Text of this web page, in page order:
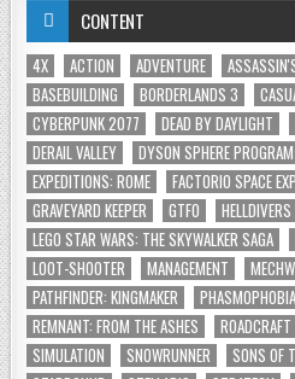
CONTENT
4X ACTION ADVENTURE
BASEBUILDING
BORDERLANDS 3
CYBERPUNK 2077
DEAD BY DAYLIGHT
DERAIL VALLEY
DYSON SPHERE PROGRAM
EXPEDITIONS: ROME
FACTORIO SPACE
GRAVEYARD KEEPER
GTFO
LEGO STAR WARS: THE SKYWALKER SAGA
LOOT-SHOOTER
MANAGEMENT
PATHFINDER: KINGMAKER
PHASMOPHOBIA
REMNANT: FROM THE ASHES
ROADCRAFT
SIMULATION
SNOWRUNNER SONS OF